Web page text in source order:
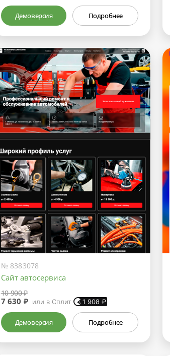
Демоверсия Подробнее
№ 8383078
Сайт автосервиса
10 900 ₽
7 630 ₽ или в Сплит 1 908 ₽
Демоверсия Подробнее